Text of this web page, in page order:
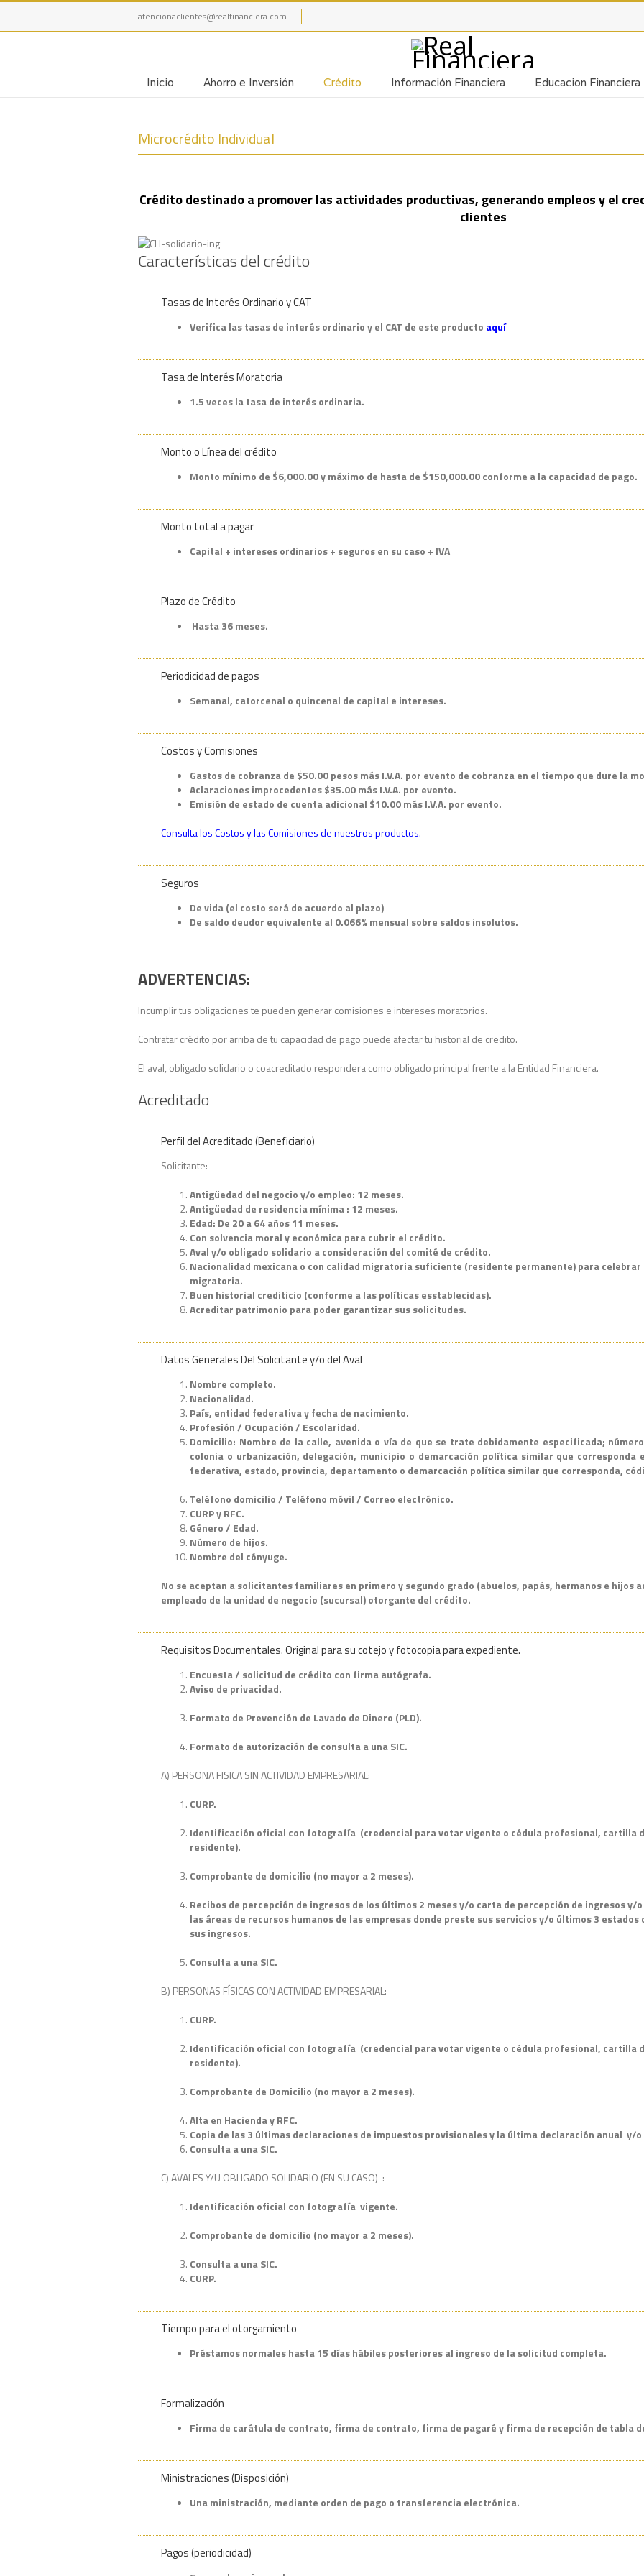
atencionaclientes@realfinanciera.com
Inicio Ahorro e Inversión Crédito Información Financiera Educacion Financiera
Microcrédito Individual
Crédito destinado a promover las actividades productivas, generando empleos y el
clientes
Características del crédito
Tasas de Interés Ordinario y CAT
Verifica las tasas de interés ordinario y el CAT de este producto aquí
Tasa de Interés Moratoria
1.5 veces la tasa de interés ordinaria.
Monto o Línea del crédito
Monto mínimo de $6,000.00 y máximo de hasta de $150,000.00 conforme a la capacidad de pago.
Monto total a pagar
Capital + intereses ordinarios + seguros en su caso + IVA
Plazo de Crédito
Hasta 36 meses.
Periodicidad de pagos
Semanal, catorcenal o quincenal de capital e intereses.
Costos y Comisiones
Gastos de cobranza de $50.00 pesos más I.V.A. por evento de cobranza en el tiempo que dure la
Aclaraciones improcedentes $35.00 más I.V.A. por evento.
Emisión de estado de cuenta adicional $10.00 más I.V.A. por evento.
Consulta los Costos y las Comisiones de nuestros productos.
Seguros
De vida(el costo será de acuerdo al plazo)
De saldo deudor equivalente al 0.066% mensual sobre saldos insolutos.
ADVERTENCIAS:
Incumplir tus obligaciones te pueden generar comisiones e intereses moratorios.
Contratar crédito por arriba de tu capacidad de pago puede afectar tu historial de credito.
El aval, obligado solidario o coacreditado respondera como obligado principal frente a la Entidad Financiera.
Acreditado
Perfil del Acreditado (Beneficiario)
Solicitante:
Antigüedad del negocio y/o empleo: 12 meses.
Antigüedad de residencia mínima : 12 meses.
Edad: De 20 a 64 años 11 meses.
Con solvencia moral y económica para cubrir el crédito.
Aval y/o obligado solidario a consideración del comité de crédito.
Nacionalidad mexicana o con calidad migratoria suficiente (residente permanente) para
migratoria.
Buen historial crediticio (conforme a las políticas esstablecidas).
Acreditar patrimonio para poder garantizar sus solicitudes.
Datos Generales Del Solicitante y/o del Aval
Nombre completo.
Nacionalidad.
País, entidad federativa y fecha de nacimiento.
Profesión / Ocupación / Escolaridad.
Domicilio: Nombre de la calle, avenida o vía de que se trate debidamente especificada;
colonia o urbanización, delegación, municipio o demarcación política similar que corresponda
federativa, estado, provincia, departamento o demarcación política similar que corresponda,
Teléfono domicilio / Teléfono móvil / Correo electrónico.
CURP y RFC.
Género / Edad.
Número de hijos.
Nombre del cónyuge.
No se aceptan a solicitantes familiares en primero y segundo grado (abuelos, papás, hermanos e hijos
empleado de la unidad de negocio (sucursal) otorgante del crédito.
Requisitos Documentales. Original para su cotejo y fotocopia para expediente.
Encuesta / solicitud de crédito con firma autógrafa.
Aviso de privacidad.
Formato de Prevención de Lavado de Dinero (PLD).
Formato de autorización de consulta a una SIC.
A) PERSONA FISICA SIN ACTIVIDAD EMPRESARIAL:
CURP.
Identificación oficial con fotografía (credencial para votar vigente o cédula profesional,
residente).
Comprobante de domicilio (no mayor a 2 meses).
Recibos de percepción de ingresos de los últimos 2 meses y/o carta de percepción de ingresos
las áreas de recursos humanos de las empresas donde preste sus servicios y/o últimos 3
sus ingresos.
Consulta a una SIC.
B) PERSONAS FÍSICAS CON ACTIVIDAD EMPRESARIAL:
CURP.
Identificación oficial con fotografía (credencial para votar vigente o cédula profesional, cartilla
residente).
Comprobante de Domicilio (no mayor a 2 meses).
Alta en Hacienda y RFC.
Copia de las 3 últimas declaraciones de impuestos provisionales y la última declaración anual y/
Consulta a una SIC.
C) AVALES Y/U OBLIGADO SOLIDARIO (EN SU CASO) :
Identificación oficial con fotografía vigente.
Comprobante de domicilio (no mayor a 2 meses).
Consulta a una SIC.
CURP.
Tiempo para el otorgamiento
Préstamos normales hasta 15 días hábiles posteriores al ingreso de la solicitud completa.
Formalización
Firma de carátula de contrato, firma de contrato, firma de pagaré y firma de recepción de tabla
Ministraciones (Disposición)
Una ministración, mediante orden de pago o transferencia electrónica.
Pagos (periodicidad)